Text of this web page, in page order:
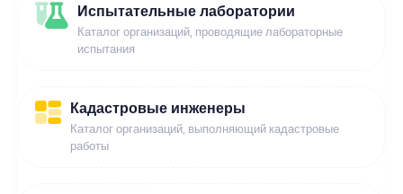
Испытательные лаборатории
Каталог организаций, проводящие лабораторные
испытания
Кадастровые инженеры
Каталог организаций, выполняющий кадастровые
работы